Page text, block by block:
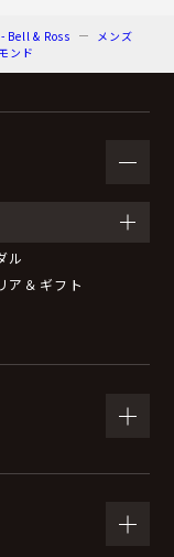
Bell & Ross
メンズ
ンド
ル
ア＆ギフト